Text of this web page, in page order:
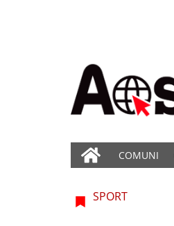
COMUNI
SPORT